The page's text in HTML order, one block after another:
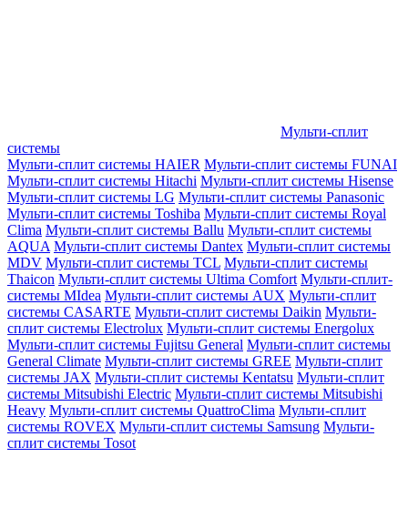
Мульти-сплит
системы
Мульти-сплит системы HAIER Мульти-сплит системы FUNAI
Мульти-сплит системы Hitachi Мульти-сплит системы Hisense
Мульти-сплит системы LG Мульти-сплит системы Panasonic
Мульти-сплит системы Toshiba Мульти-сплит системы Royal
Clima Мульти-сплит системы Ballu Мульти-сплит системы
AQUA Мульти-сплит системы Dantex Мульти-сплит системы
MDV Мульти-сплит системы TCL Мульти-сплит системы
Thaicon Мульти-сплит системы Ultima Comfort Мульти-сплит-
системы MIdea Мульти-сплит системы AUX Мульти-сплит
системы CASARTE Мульти-сплит системы Daikin Мульти-
сплит системы Electrolux Мульти-сплит системы Energolux
Мульти-сплит системы Fujitsu General Мульти-сплит системы
General Climate Мульти-сплит системы GREE Мульти-сплит
системы JAX Мульти-сплит системы Kentatsu Мульти-сплит
системы Mitsubishi Electric Мульти-сплит системы Mitsubishi
Heavy Мульти-сплит системы QuattroClima Мульти-сплит
системы ROVEX Мульти-сплит системы Samsung Мульти-
сплит системы Tosot